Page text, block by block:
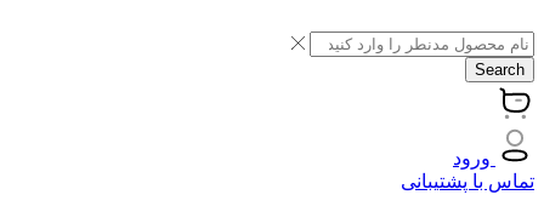
Search
ورود
تماس با پشتیبانی